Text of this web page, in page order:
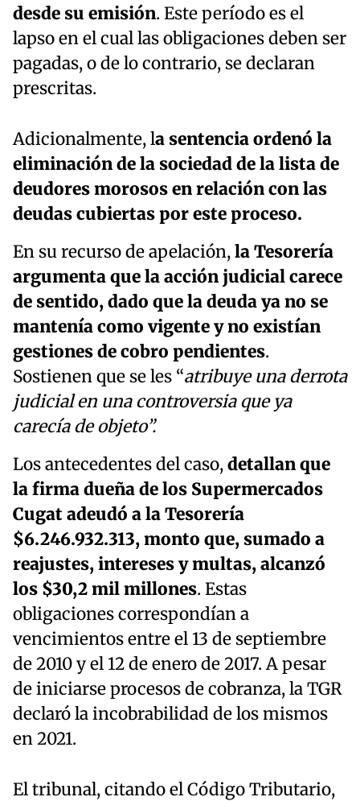
desde su emisión. Este período es el
lapso en el cual las obligaciones deben ser
pagadas, o de lo contrario, se declaran
prescritas.
Adicionalmente, la sentencia ordenó la
eliminación de la sociedad de la lista de
deudores morosos en relación con las
deudas cubiertas por este proceso.
En su recurso de apelación,la Tesorería
argumenta que la acción judicial carece
de sentido, dado que la deuda ya no se
mantenía como vigente y no existían
gestiones de cobro pendientes.
Sostienen que se les “atribuye una derrota
judicial en una controversia que ya
carecía de objeto”.
Los antecedentes del caso,detallan que
la firma dueña de los Supermercados
Cugat adeudó a la Tesorería
$6.246.932.313, monto que, sumado a
reajustes, intereses y multas, alcanzó
los $30,2 mil millones. Estas
obligaciones correspondían a
vencimientos entre el 13 de septiembre
de 2010 y el 12 de enero de 2017. A pesar
de iniciarse procesos de cobranza, la TGR
declaró la incobrabilidad de los mismos
en 2021.
El tribunal, citando el Código Tributario,